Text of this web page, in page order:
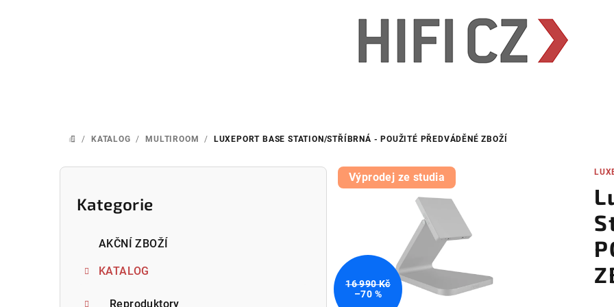
DOMŮ
/ KATALOG / MULTIROOM / LUXEPORT BASE STATION/STŘÍBRNÁ - POUŽITÉ PŘEDVÁDĚNÉ ZBOŽÍ
P
Přeskočit
kategorie
Kategorie
AKČNÍ ZBOŽÍ
KATALOG
Reproduktory
Výprodej ze studia
16 990 Kč
–70 %